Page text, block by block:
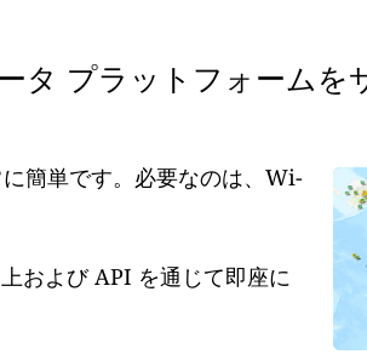
タ プラットフォームを
簡単です。必要なのは、Wi-
および API を通じて即座に